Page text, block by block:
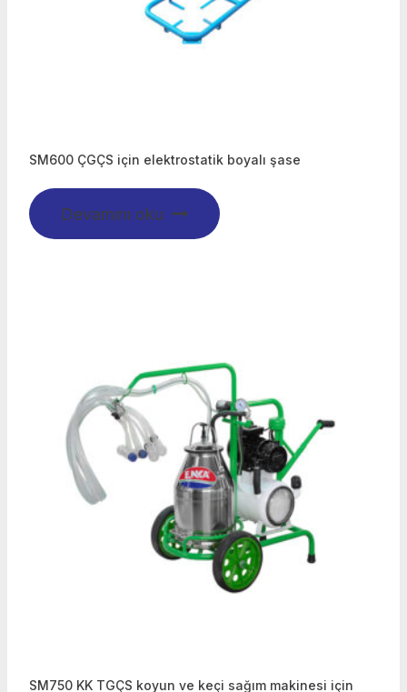
SM600 ÇGÇS için elektrostatik boyalı şase
Devamını oku
SM750 KK TGÇS koyun ve keçi sağım makinesi için